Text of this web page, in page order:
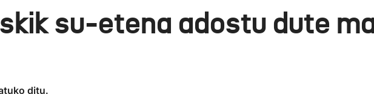
su-etena adostu dute
ditu.